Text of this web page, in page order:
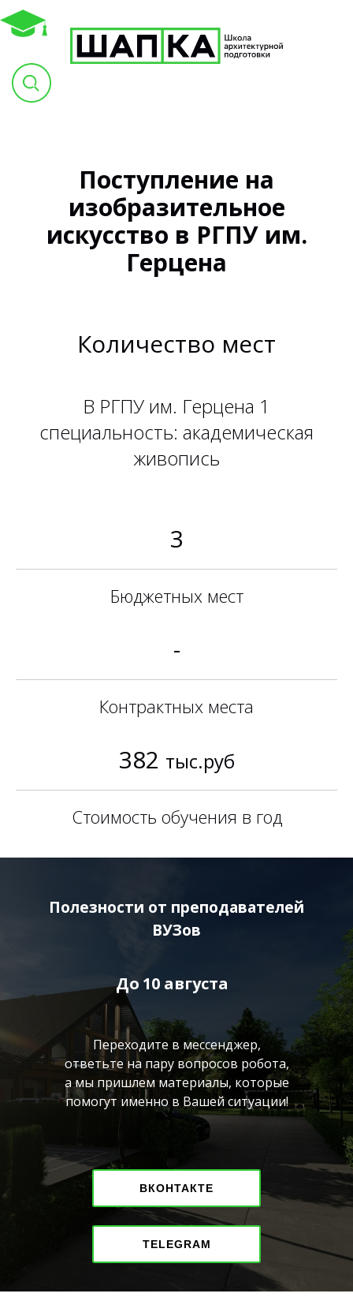
Поступление на
изобразительное
искусство в РГПУ им.
Герцена
Количество мест
В РГПУ им. Герцена 1
специальность: академическая
живопись
3
Бюджетных мест
-
Контрактных места
382 тыс.руб
Стоимость обучения в год
Полезности от преподавателей
ВУЗов
Переходите в мессенджер,
ответьте на пару вопросов робота,
а мы пришлем материалы, которые
помогут именно в Вашей ситуации!
ВКОНТАКТЕ
10 августа
До
TELEGRAM